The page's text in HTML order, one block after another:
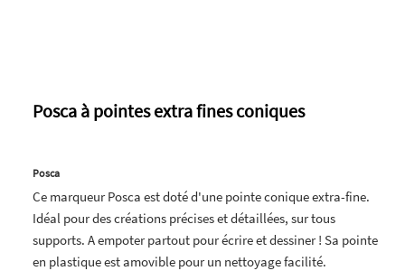
Posca à pointes extra fines coniques
Posca
Ce marqueur Posca est doté d'une pointe conique extra-fine.
Idéal pour des créations précises et détaillées, sur tous
supports. A empoter partout pour écrire et dessiner ! Sa pointe
en plastique est amovible pour un nettoyage facilité.